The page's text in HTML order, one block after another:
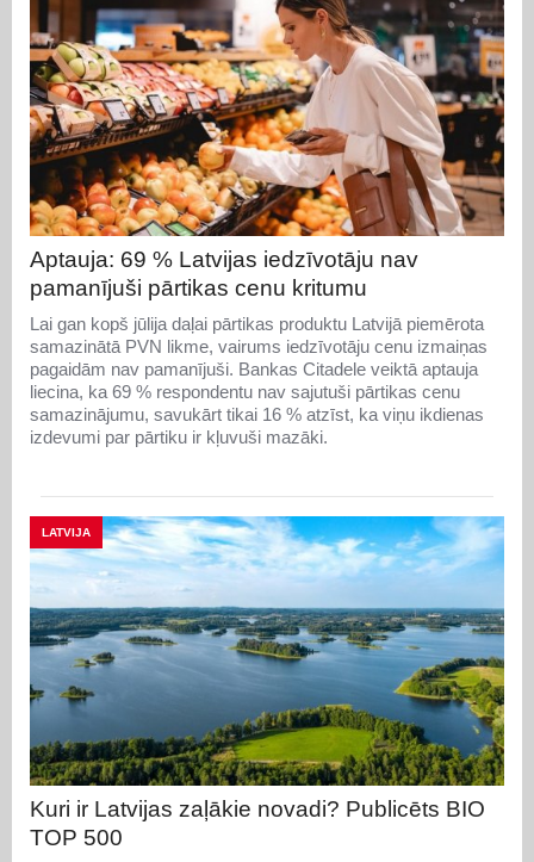
Aptauja: 69 % Latvijas iedzīvotāju nav
pamanījuši pārtikas cenu kritumu
Lai gan kopš jūlija daļai pārtikas produktu Latvijā piemērota
samazinātā PVN likme, vairums iedzīvotāju cenu izmaiņas
pagaidām nav pamanījuši. Bankas Citadele veiktā aptauja
liecina, ka 69 % respondentu nav sajutuši pārtikas cenu
samazinājumu, savukārt tikai 16 % atzīst, ka viņu ikdienas
izdevumi par pārtiku ir kļuvuši mazāki.
LATVIJA
Kuri ir Latvijas zaļākie novadi? Publicēts BIO
TOP 500